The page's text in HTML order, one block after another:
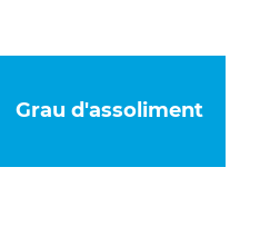
Grau d'assoliment